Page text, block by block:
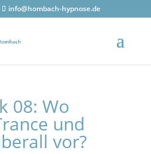
info@hombach-hypnose.de
08: Wo
und
vor?